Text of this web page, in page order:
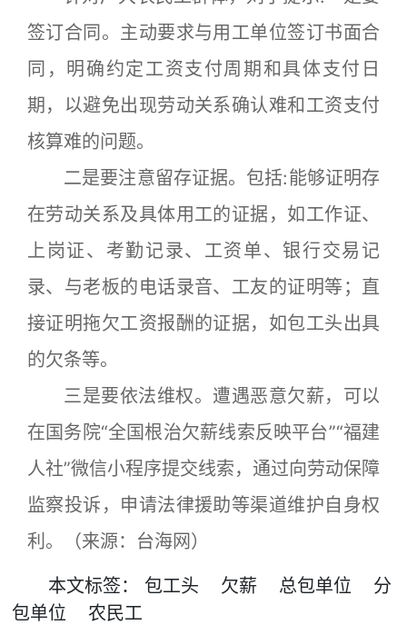
签订合同。主动要求与用工单位签订书面合
同，明确约定工资支付周期和具体支付日
期，以避免出现劳动关系确认难和工资支付
核算难的问题。
二是要注意留存证据。包括:能够证明存
在劳动关系及具体用工的证据，如工作证、
上岗证、考勤记录、工资单、银行交易记
录、与老板的电话录音、工友的证明等；直
接证明拖欠工资报酬的证据，如包工头出具
的欠条等。
三是要依法维权。遭遇恶意欠薪，可以
在国务院“全国根治欠薪线索反映平台”“福建
人社”微信小程序提交线索，通过向劳动保障
监察投诉，申请法律援助等渠道维护自身权
利。（来源：台海网）
本文标签： 包工头 欠薪 总包单位
分
包单位
农民工